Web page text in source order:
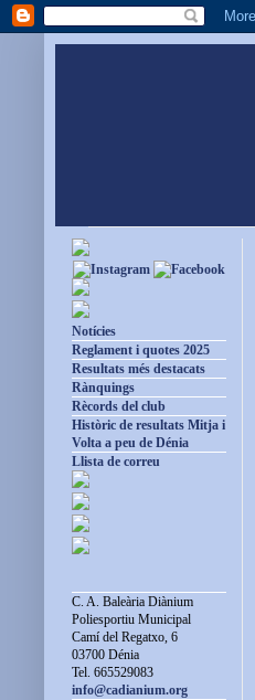
Notícies
Reglament i quotes 2025
Resultats més destacats
Rànquings
Rècords del club
Històric de resultats Mitja i
Volta a peu de Dénia
Llista de correu
C. A. Baleària Diànium
Poliesportiu Municipal
Camí del Regatxo, 6
03700 Dénia
Tel. 665529083
info@cadianium.org